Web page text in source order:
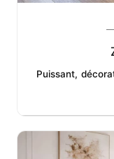
Puissant,